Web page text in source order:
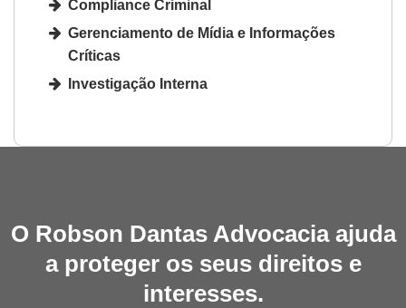
Compliance Criminal
Gerenciamento de Mídia e Informações
Críticas
Investigação Interna
O Robson Dantas Advocacia ajuda
a proteger os seus direitos e
interesses.